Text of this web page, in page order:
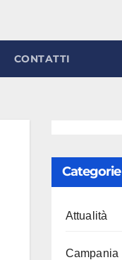
CONTATTI
Categorie
Attualità
Campania